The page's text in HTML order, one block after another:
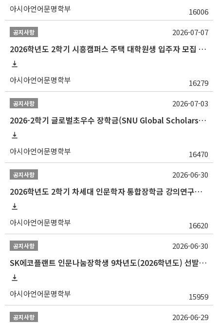
아시아언어문명학부 16006
공지사항
2026학년도 2학기 시흥캠퍼스 주택 대학원생 입주자 모집 안내
아시아언어문명학부 16279
2026-07-07
공지사항
2026-2학기 글로벌초우수 장학금(SNU Global Scholarship, GS) 신청 안내(~7/12 23:00)
아시아언어문명학부 16470
2026-07-03
공지사항
2026학년도 2학기 차세대 인문학자 통합장학금 강의연구조교 선발 안내(~7/8)
아시아언어문명학부 16620
2026-06-30
공지사항
SK에코플랜트 인문나눔장학생 9차년도(2026학년도) 선발 안내(~7/20)
아시아언어문명학부 15959
2026-06-30
공지사항 2026-06-29